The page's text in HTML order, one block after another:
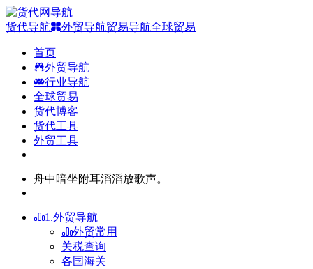
货代导航 外贸导航贸易导航全球贸易
首页
外贸导航
行业导航
全球贸易
货代博客
货代工具
外贸工具
舟中暗坐附耳滔滔放歌声。
1.外贸导航
外贸常用
关税查询
各国海关